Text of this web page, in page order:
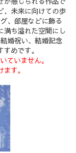
、未来に向けての歩
、部屋などに飾る
満ち溢れた空間にし
婚祝い、結婚記念
めです。
ていません。
す。